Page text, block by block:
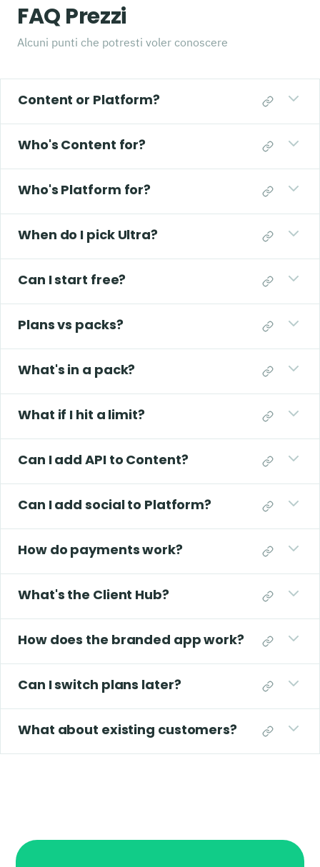
FAQ Prezzi
Alcuni punti che potresti voler conoscere
Content or Platform?
Who's Content for?
Who's Platform for?
When do I pick Ultra?
Can I start free?
Plans vs packs?
What's in a pack?
What if I hit a limit?
Can I add API to Content?
Can I add social to Platform?
How do payments work?
What's the Client Hub?
How does the branded app work?
Can I switch plans later?
What about existing customers?